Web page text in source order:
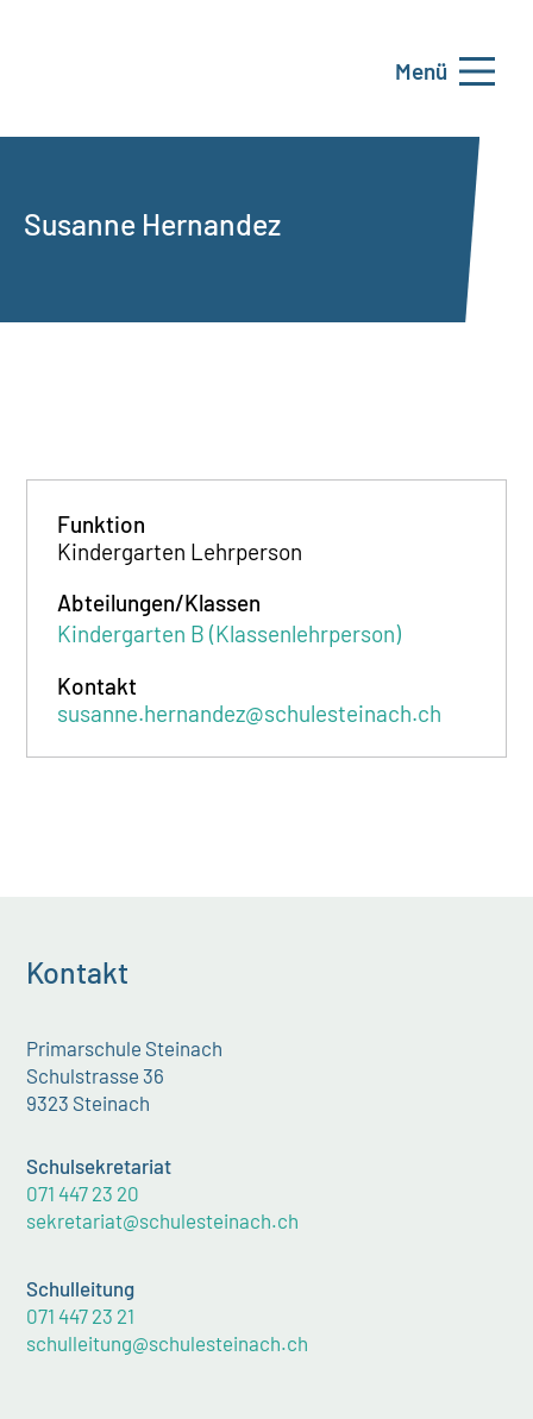
Menü
Susanne Hernandez
Funktion
Kindergarten Lehrperson
Abteilungen/Klassen
Kindergarten B (Klassenlehrperson)
Kontakt
susanne.hernandez@schulesteinach.ch
Kontakt
Primarschule Steinach
Schulstrasse 36
9323 Steinach
Schulsekretariat
071 447 23 20
sekretariat@schulesteinach.ch
Schulleitung
071 447 23 21
schulleitung@schulesteinach.ch